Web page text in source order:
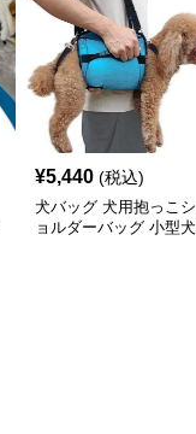
¥5,440 (税込)
犬バッグ 犬用抱っこシ
ョルダーバッグ 小型犬